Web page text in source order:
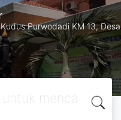
Purwodadi KM 13,